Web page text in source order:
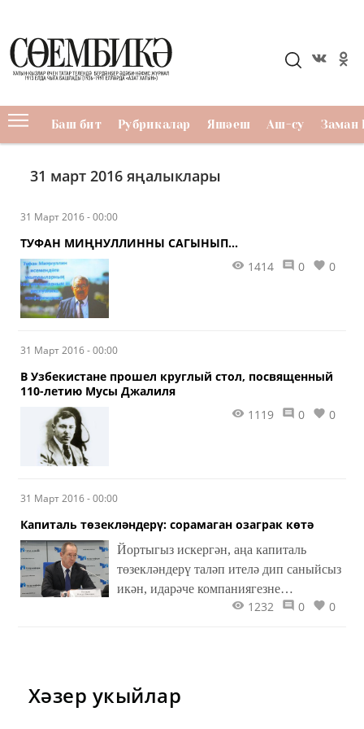
Баш бит Рубрикалар Яшәеш Аш-су Заман
31 март 2016 яңалыклары
31 Март 2016 - 00:00
ТУФАН МИҢНУЛЛИННЫ САГЫНЫП...
1414
0 0
31 Март 2016 - 00:00
В Узбекистане прошел круглый стол, посвященный
110-летию Мусы Джалиля
1119
0 0
31 Март 2016 - 00:00
Капиталь төзекләндерү: сорамаган озаграк көтә
Йортыгыз искергән, аңа капиталь
төзекләндерү таләп ителә дип саныйсыз
икән, идарәче компаниягезне
шикаятьләргә күмегез. Һәр кеше шул
1232 0 0
Хәзер укыйлар